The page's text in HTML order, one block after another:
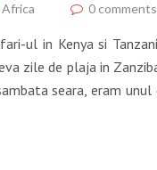
Africa 0 comments
ul in Kenya si
zile de plaja in
seara, eram